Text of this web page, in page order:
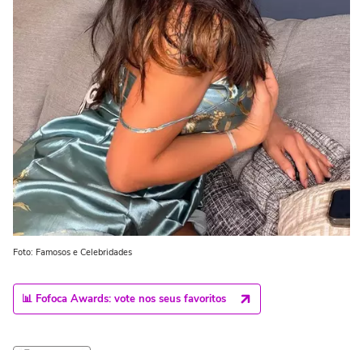
Foto: Famosos e Celebridades
📊 Fofoca Awards: vote nos seus favoritos